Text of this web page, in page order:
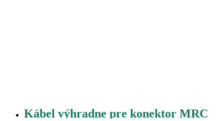
Kábel výhradne pre konektor MRC